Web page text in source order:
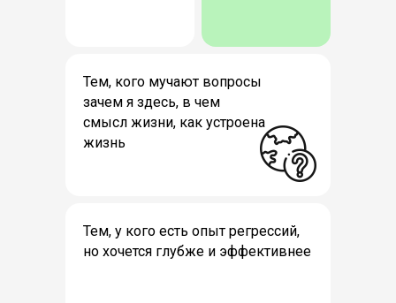
Тем, у кого есть опыт регрессий,
но хочется глубже и эффективнее
Тем, кого мучают вопросы
зачем я здесь, в чем
смысл жизни, как устроена
жизнь